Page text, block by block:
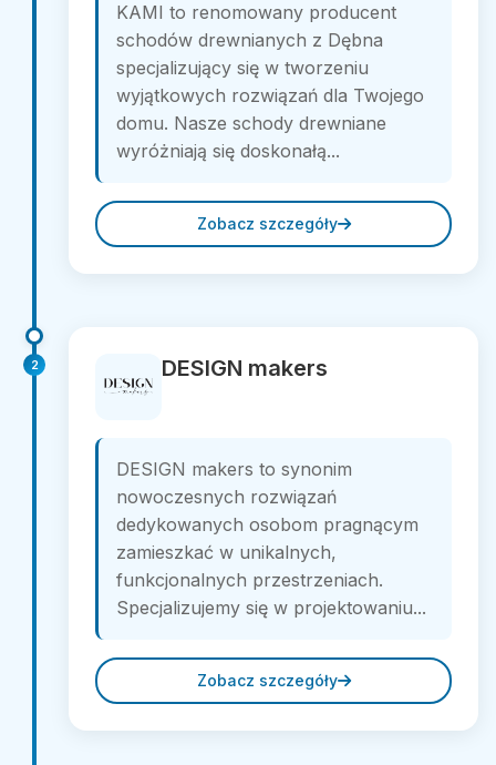
KAMI to renomowany producent
schodów drewnianych z Dębna
specjalizujący się w tworzeniu
wyjątkowych rozwiązań dla Twojego
domu. Nasze schody drewniane
wyróżniają się doskonałą...
Zobacz szczegóły
2 DESIGN makers
DESIGN makers to synonim
nowoczesnych rozwiązań
dedykowanych osobom pragnącym
zamieszkać w unikalnych,
funkcjonalnych przestrzeniach.
Specjalizujemy się w projektowaniu...
Zobacz szczegóły